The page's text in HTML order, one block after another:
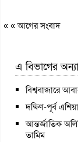
« «আগের সংবাদ
এ বিভাগের
বিশ্ববাজারে
দক্ষিণ-পূর্ব
আন্তর্জাতিক
তামিম